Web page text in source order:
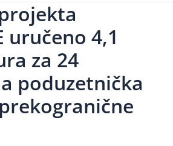
uručeno 4,1
za 24
poduzetnička